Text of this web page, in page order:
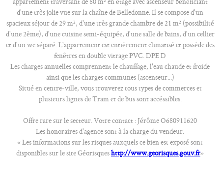
d'une très jolie vue sur la chaîne de Belledonne. Il se compose d'un
spacieux séjour de 29 m², d'une très grande chambre de 21 m² (possibilité
d'une 2ème), d'une cuisine semi-équipée, d'une salle de bains, d'un cellier
et d'un wc séparé. L'appartement est entièrement climatisé et possède des
fenêtres en double vitrage PVC. DPE D
Les charges annuelles comprennent le chauffage, l'eau chaude et froide
ainsi que les charges communes (ascenseur...)
Situé en centre-ville, vous trouverez tous types de commerces et
plusieurs lignes de Tram et de bus sont accéssibles.
Offre rare sur le secteur. Votre contact : Jérôme O680911620
Les honoraires d'agence sont à la charge du vendeur.
« Les informations sur les risques auxquels ce bien est exposé sont
disponibles sur le site Géorisqueshttp://www.georisques.gouv.fr»